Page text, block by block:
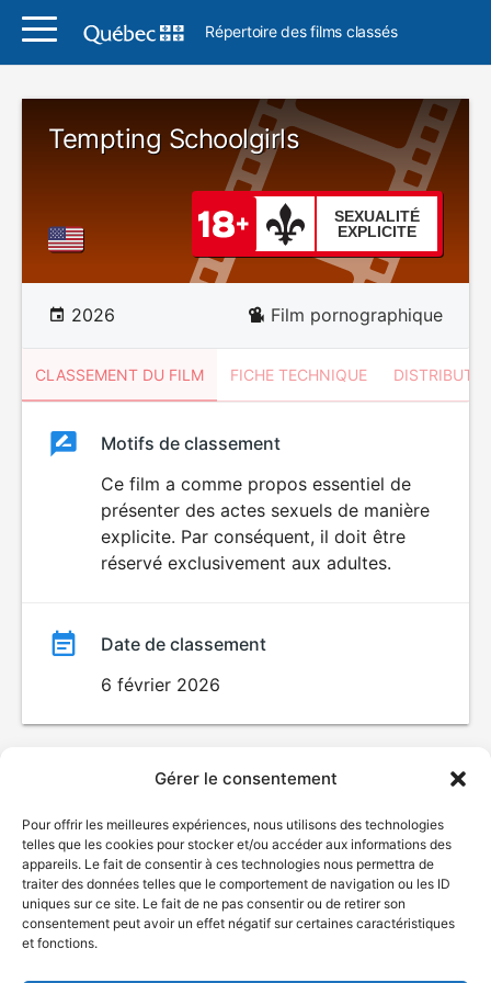
Gérer le consentement
Pour offrir les meilleures expériences, nous utilisons des technologies
telles que les cookies pour stocker et/ou accéder aux informations des
appareils. Le fait de consentir à ces technologies nous permettra de
traiter des données telles que le comportement de navigation ou les ID
uniques sur ce site. Le fait de ne pas consentir ou de retirer son
consentement peut avoir un effet négatif sur certaines caractéristiques
et fonctions.
Répertoire des films classés
Tempting Schoolgirls
SEXUALITÉ
EXPLICITE
2026 Film pornographique
CLASSEMENT DU FILM FICHE TECHNIQUE
ClassementClassement
SEXUALITÉ
EXPLICITE
Motifs de classement
Ce film a comme propos essentiel de
présenter des actes sexuels de manière
explicite. Par conséquent, il doit être
réservé exclusivement aux adultes.
Date de classement
6 février 2026